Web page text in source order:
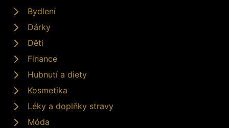
Bydlení
Dárky
Děti
Finance
Hubnutí a diety
Kosmetika
Léky a doplňky stravy
Móda